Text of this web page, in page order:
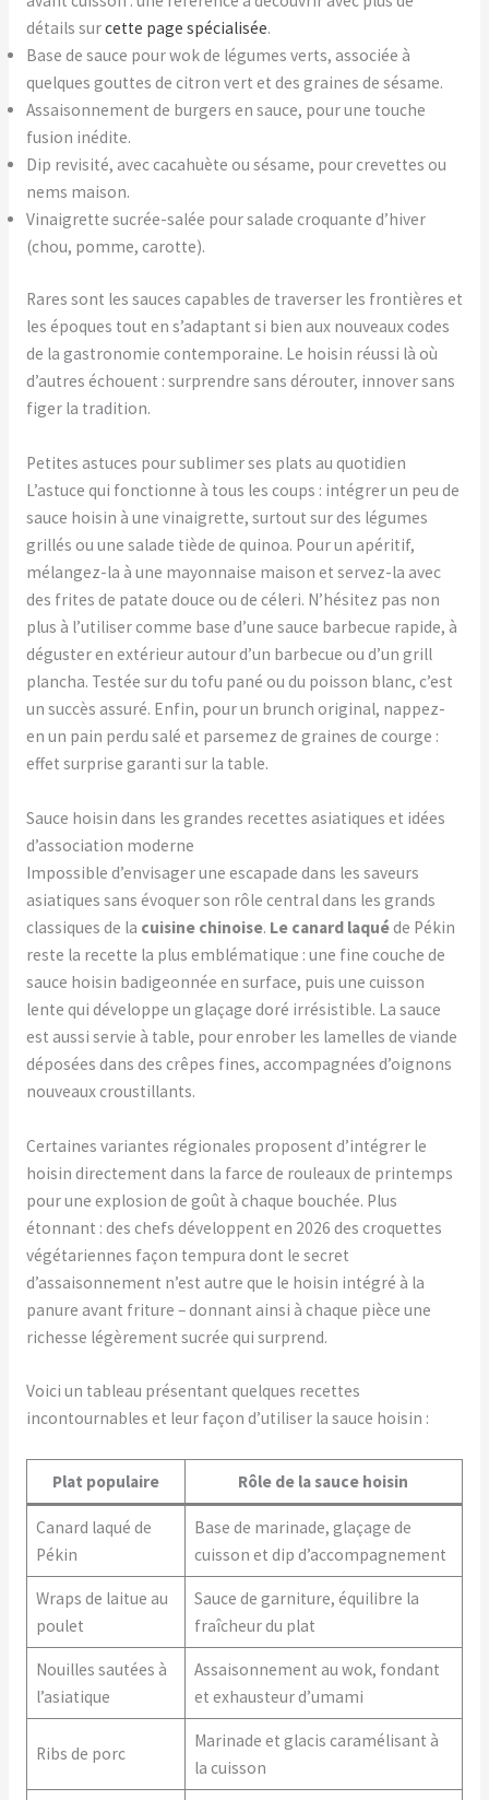
détails surcette page spécialisée.
Base de sauce pour wok de légumes verts, associée à
quelques gouttes de citron vert et des graines de sésame.
Assaisonnement de burgers en sauce, pour une touche
fusion inédite.
Dip revisité, avec cacahuète ou sésame, pour crevettes ou
nems maison.
Vinaigrette sucrée-salée pour salade croquante d’hiver
(chou, pomme, carotte).
Rares sont les sauces capables de traverser les frontières et
les époques tout en s’adaptant si bien aux nouveaux codes
de la gastronomie contemporaine. Le hoisin réussi là où
d’autres échouent : surprendre sans dérouter, innover sans
figer la tradition.
Petites astuces pour sublimer ses plats au quotidien
L’astuce qui fonctionne à tous les coups : intégrer un peu de
sauce hoisin à une vinaigrette, surtout sur des légumes
grillés ou une salade tiède de quinoa. Pour un apéritif,
mélangez-la à une mayonnaise maison et servez-la avec
des frites de patate douce ou de céleri. N’hésitez pas non
plus à l’utiliser comme base d’une sauce barbecue rapide, à
déguster en extérieur autour d’un barbecue ou d’un grill
plancha. Testée sur du tofu pané ou du poisson blanc, c’est
un succès assuré. Enfin, pour un brunch original, nappez-
en un pain perdu salé et parsemez de graines de courge :
effet surprise garanti sur la table.
Sauce hoisin dans les grandes recettes asiatiques et idées
d’association moderne
Impossible d’envisager une escapade dans les saveurs
asiatiques sans évoquer son rôle central dans les grands
classiques de la cuisine chinoise. Le canard laquéde Pékin
reste la recette la plus emblématique : une fine couche de
sauce hoisin badigeonnée en surface, puis une cuisson
lente qui développe un glaçage doré irrésistible. La sauce
est aussi servie à table, pour enrober les lamelles de viande
déposées dans des crêpes fines, accompagnées d’oignons
nouveaux croustillants.
Certaines variantes régionales proposent d’intégrer le
hoisin directement dans la farce de rouleaux de printemps
pour une explosion de goût à chaque bouchée. Plus
étonnant : des chefs développent en 2026 des croquettes
végétariennes façon tempura dont le secret
d’assaisonnement n’est autre que le hoisin intégré à la
panure avant friture – donnant ainsi à chaque pièce une
richesse légèrement sucrée qui surprend.
Voici un tableau présentant quelques recettes
incontournables et leur façon d’utiliser la sauce hoisin :
Plat populaire Rôle de la sauce hoisin
Canard laqué de
Pékin
Base de marinade, glaçage de
cuisson et dip d’accompagnement
Wraps de laitue au
poulet
Sauce de garniture, équilibre la
fraîcheur du plat
Nouilles sautées à
l’asiatique
Assaisonnement au wok, fondant
et exhausteur d’umami
Ribs de porc
Marinade et glacis caramélisant à
la cuisson